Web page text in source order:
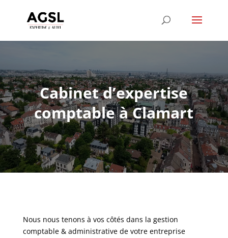
Cabinet d’expertise
comptable à Clamart
Nous nous tenons à vos côtés dans la gestion
comptable & administrative de votre entreprise